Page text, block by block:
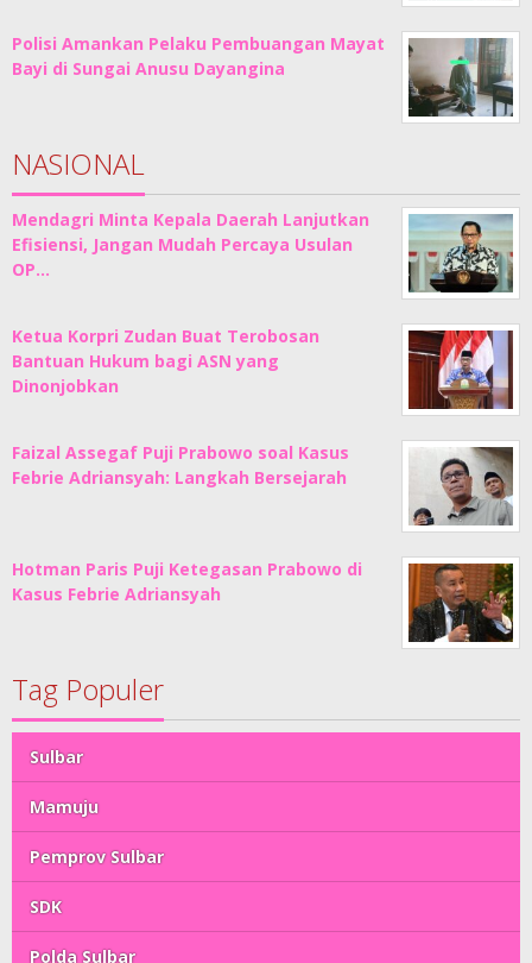
Polisi Amankan Pelaku Pembuangan Mayat
Bayi di Sungai Anusu Dayangina
NASIONAL
Mendagri Minta Kepala Daerah Lanjutkan
Efisiensi, Jangan Mudah Percaya Usulan
OP…
Ketua Korpri Zudan Buat Terobosan
Bantuan Hukum bagi ASN yang
Dinonjobkan
Faizal Assegaf Puji Prabowo soal Kasus
Febrie Adriansyah: Langkah Bersejarah
Hotman Paris Puji Ketegasan Prabowo di
Kasus Febrie Adriansyah
Tag Populer
Sulbar
Mamuju
Pemprov Sulbar
SDK
Polda Sulbar